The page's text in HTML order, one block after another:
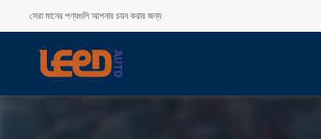
সেরা মানের পণ্যগুলি আপনার চয়ন করার জন্য